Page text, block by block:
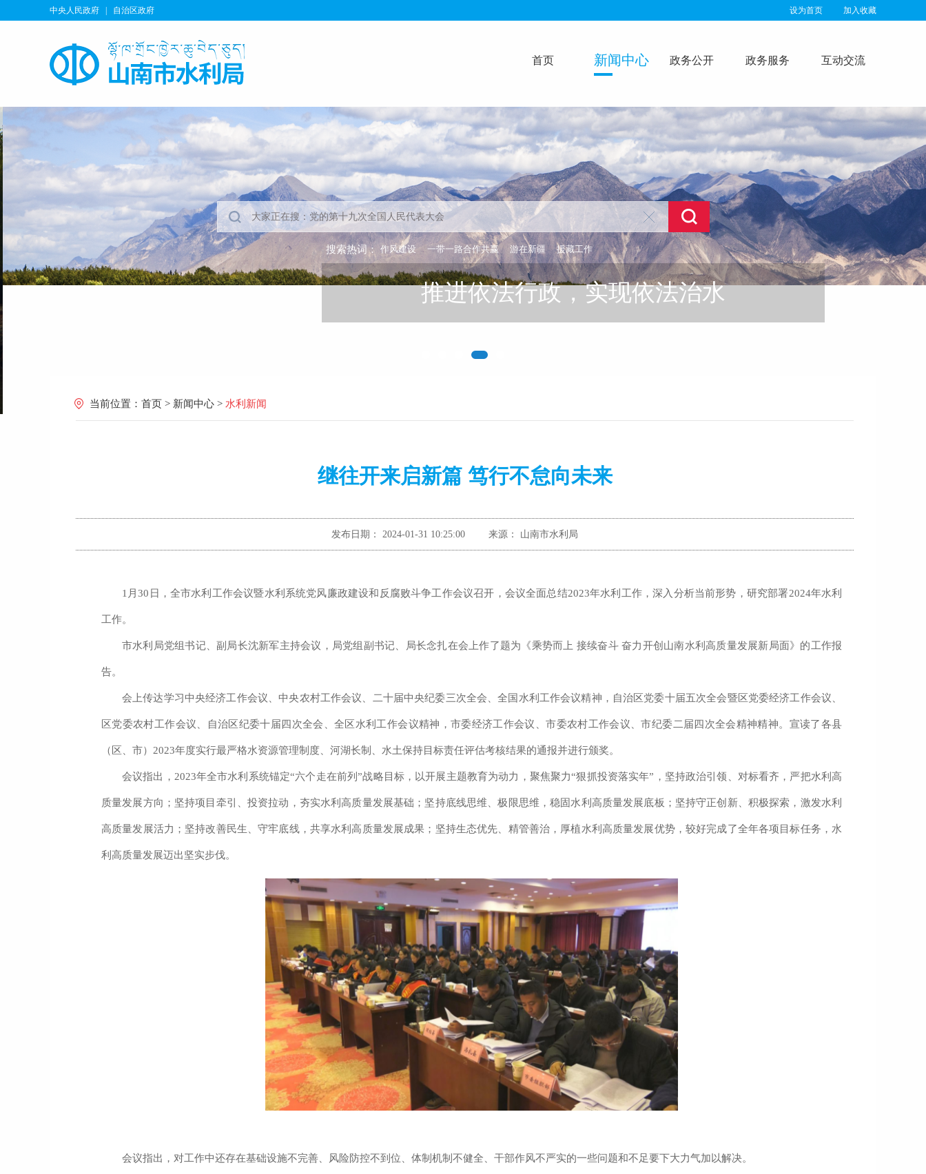
中央人民政府 自治区政府 设为首页 加入收藏
首页 新闻中心 政务公开 政务服务 互动交流
搜索热词： 作风建设 一带一路合作共赢 游在新疆 援藏工作
推进依法行政，实现依法治水
当前位置： 首页 > 新闻中心 > 水利新闻
继往开来启新篇 笃行不怠向未来
发布日期： 2024-01-31 10:25:00 来源： 山南市水利局
1 月30 日，全市水利工作会议暨水利系统党风廉政建设和反腐败斗争工作会议召开，会议全面总结2023年水利 工作，深入分析当前形势，研究部署2024年水利
工作。
市水利局党组书记、副局长沈新军主持会议，局党组副书记、局长念扎在会上作了题为《乘势而上 接续奋斗 奋力开创山南水利高质量发展新局面》的工作报
告。
会上传达学习中央经济工作会议、中央农村工作会议、二十届中央纪委三次全会、全国水利工作会议精神，自治区党委十届五次全会暨区党委经济工作会议、
区党委农村工作会议、自治区纪委十届四次全会、全区水利工作会议精神，市委经济工作会议、市委农村工作会议、市纪委二届四次全会精神精神。宣读了各县
（区、市） 2023年度实行最严格水资源管理制度、河湖长制、水土保持目标责任评估考核结果的通报并进行颁奖。
会议指出， 2023年全市水利系统锚定“六个走在前列”战略目标，以开展主题教育为动力，聚焦聚力“狠抓投资落实年”， 坚持政治引领、对标看齐，严把水利高
质量发展方向 ； 坚持项目牵引、投资拉动，夯实水利高质量发展基础 ； 坚持底线思维、极限思维，稳固水利高质量发展底板 ； 坚持守正创新、积极探索，激发水利
高质量发展活力 ； 坚持改善民生、守牢底线，共享水利高质量发展成果 ； 坚持生态优先、精管善治，厚植水利高质量发展优势，较好完成了全年各项目标任务，水
利高质量发展迈出坚实步伐。
会议指出，对工作中还存在基础设施不完善 风险防控不到位 体制机制不健全 干部作风不严实的一些问题和不足要下大力气加以解决。